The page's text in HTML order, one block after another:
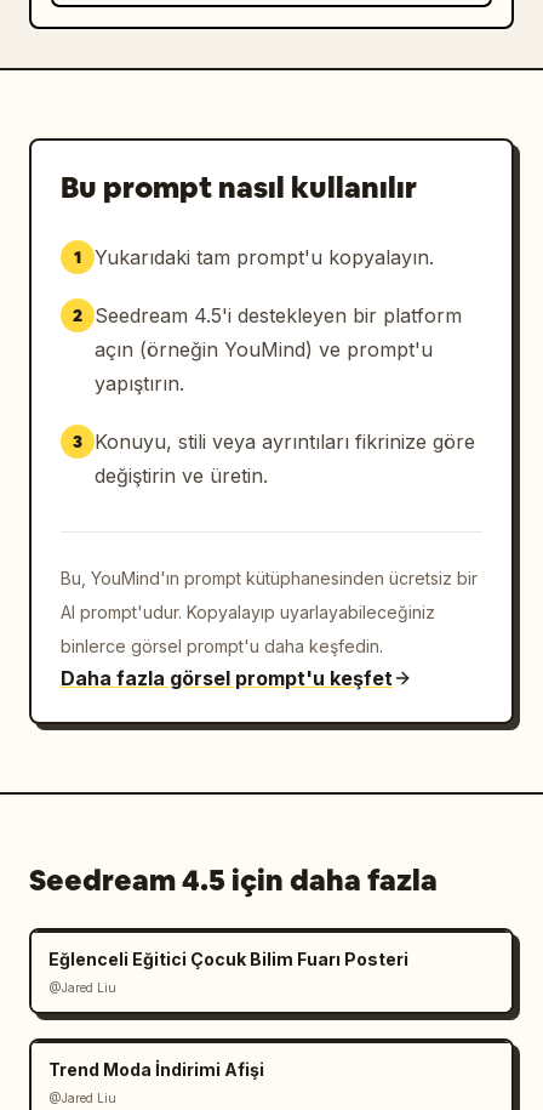
Bu prompt nasıl kullanılır
1 Yukarıdaki tam prompt'u kopyalayın.
2
Seedream 4.5'i destekleyen bir platform
açın (örneğin YouMind) ve prompt'u
yapıştırın.
3
Konuyu, stili veya ayrıntıları fikrinize göre
değiştirin ve üretin.
Bu, YouMind'ın prompt kütüphanesinden ücretsiz bir
AI prompt'udur. Kopyalayıp uyarlayabileceğiniz
binlerce görsel prompt'u daha keşfedin.
Daha fazla görsel prompt'u keşfet
Seedream 4.5 için daha fazla
Eğlenceli Eğitici Çocuk Bilim Fuarı Posteri
@Jared Liu
Trend Moda İndirimi Afişi
@Jared Liu